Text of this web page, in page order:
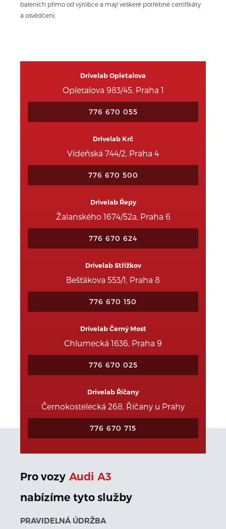
baleních přímo od výrobce a mají veškeré potřebné certifikáty
a osvědčení.
Drivelab Opletalova
Opletalova 983/45, Praha 1
776 670 055
Drivelab Krč
Vídeňská 744/2, Praha 4
776 670 500
Drivelab Řepy
Žalanského 1674/52a, Praha 6
776 670 624
Drivelab Střížkov
Bešťákova 553/1, Praha 8
776 670 150
Drivelab Černý Most
Chlumecká 1636, Praha 9
776 670 025
Drivelab Říčany
Černokostelecká 268, Říčany u Prahy
776 670 715
Pro vozy Audi A3
nabízíme tyto služby
PRAVIDELNÁ ÚDRŽBA